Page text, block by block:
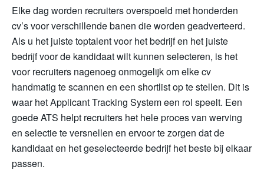
Elke dag worden recruiters overspoeld met honderden
cv’s voor verschillende banen die worden geadverteerd.
Als u het juiste toptalent voor het bedrijf en het juiste
bedrijf voor de kandidaat wilt kunnen selecteren, is het
voor recruiters nagenoeg onmogelijk om elke cv
handmatig te scannen en een shortlist op te stellen. Dit is
waar het Applicant Tracking System een rol speelt. Een
goede ATS helpt recruiters het hele proces van werving
en selectie te versnellen en ervoor te zorgen dat de
kandidaat en het geselecteerde bedrijf het beste bij elkaar
passen.